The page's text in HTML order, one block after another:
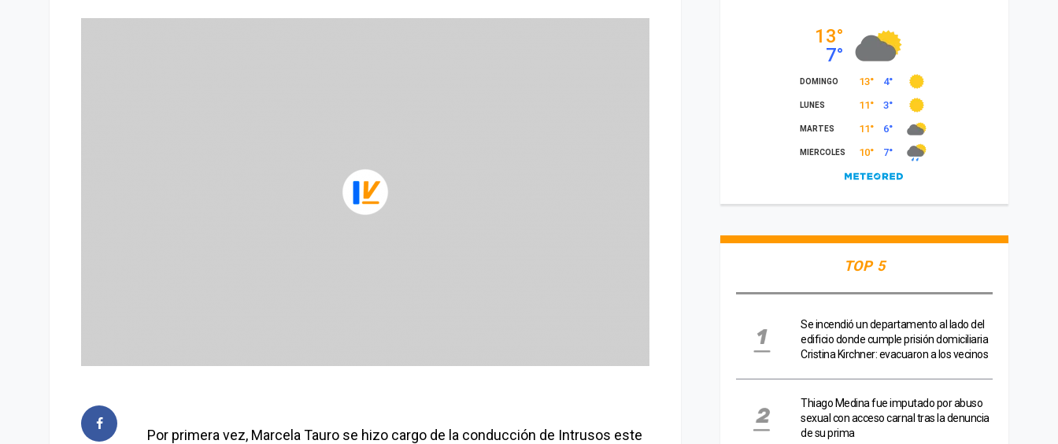
Por primera vez, Marcela Tauro se hizo cargo de la conducción de Intrusos este
TOP 5
Se incendió un departamento al lado del
edificio donde cumple prisión domiciliaria
Cristina Kirchner: evacuaron a los vecinos
Thiago Medina fue imputado por abuso
sexual con acceso carnal tras la denuncia
de su prima